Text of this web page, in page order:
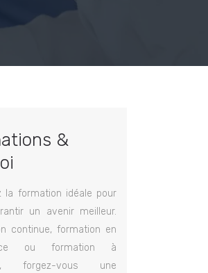
&
la formation idéale pour
un avenir meilleur.
continue, formation en
ou formation à
forgez-vous une